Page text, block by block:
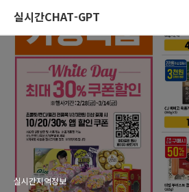
실시간CHAT-GPT
실시간지역정보